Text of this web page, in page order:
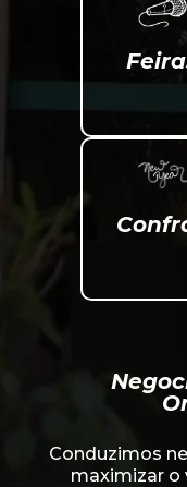
Conduzimos
maximizar o